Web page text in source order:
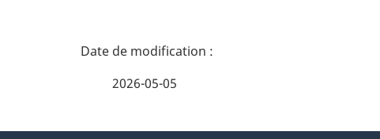
D
2026-05-05